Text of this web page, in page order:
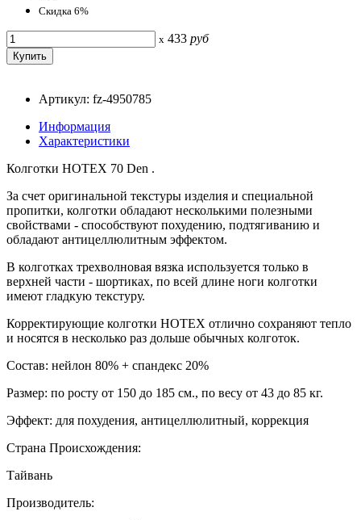
Скидка 6%
x 433 руб
Артикул: fz-4950785
Информация
Характеристики
Колготки HOTEX 70 Den .
За счет оригинальной текстуры изделия и специальной
пропитки, колготки обладают несколькими полезными
свойствами - способствуют похудению, подтягиванию и
обладают антицеллюлитным эффектом.
В колготках трехволновая вязка используется только в
верхней части - шортиках, по всей длине ноги колготки
имеют гладкую текстуру.
Корректирующие колготки HOTEX отлично сохраняют тепло
и носятся в несколько раз дольше обычных колготок.
Состав: нейлон 80% + спандекс 20%
Размер: по росту от 150 до 185 см., по весу от 43 до 85 кг.
Эффект: для похудения, антицеллюлитный, коррекция
Страна Происхождения:
Тайвань
Производитель: